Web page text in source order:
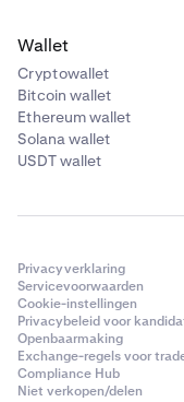
Wallet
Cryptowallet
Bitcoin wallet
Ethereum wallet
Solana wallet
USDT wallet
Privacyverklaring
Servicevoorwaarden
Cookie-instellingen
Privacybeleid voor
Openbaarmaking
Exchange-regels voor
Compliance Hub
Niet verkopen/delen